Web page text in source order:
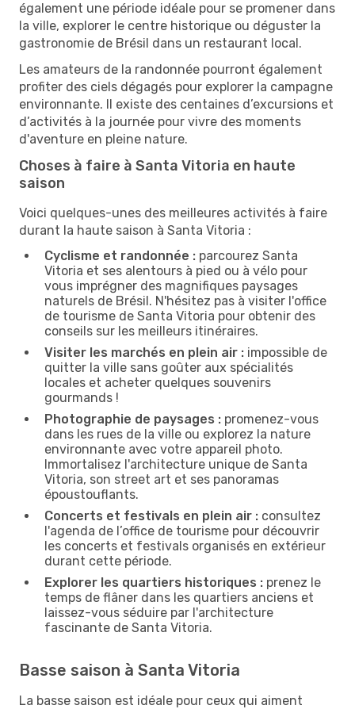
également une période idéale pour se promener dans
la ville, explorer le centre historique ou déguster la
gastronomie de Brésil dans un restaurant local.
Les amateurs de la randonnée pourront également
profiter des ciels dégagés pour explorer la campagne
environnante. Il existe des centaines d’excursions et
d’activités à la journée pour vivre des moments
d'aventure en pleine nature.
Choses à faire à Santa Vitoria en haute
saison
Voici quelques-unes des meilleures activités à faire
durant la haute saison à Santa Vitoria :
Cyclisme et randonnée : parcourez Santa
Vitoria et ses alentours à pied ou à vélo pour
vous imprégner des magnifiques paysages
naturels de Brésil. N'hésitez pas à visiter l'office
de tourisme de Santa Vitoria pour obtenir des
conseils sur les meilleurs itinéraires.
Visiter les marchés en plein air : impossible de
quitter la ville sans goûter aux spécialités
locales et acheter quelques souvenirs
gourmands !
Photographie de paysages : promenez-vous
dans les rues de la ville ou explorez la nature
environnante avec votre appareil photo.
Immortalisez l'architecture unique de Santa
Vitoria, son street art et ses panoramas
époustouflants.
Concerts et festivals en plein air : consultez
l'agenda de l’office de tourisme pour découvrir
les concerts et festivals organisés en extérieur
durant cette période.
Explorer les quartiers historiques : prenez le
temps de flâner dans les quartiers anciens et
laissez-vous séduire par l'architecture
fascinante de Santa Vitoria.
Basse saison à Santa Vitoria
La basse saison est idéale pour ceux qui aiment